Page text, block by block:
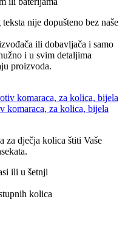
nije dopušteno bez naše
ili dobavljača i samo
i u svim detaljima
proizvoda.
komaraca, za kolica, bijela
za dječja kolica štiti Vaše
ili u šetnji
kolica